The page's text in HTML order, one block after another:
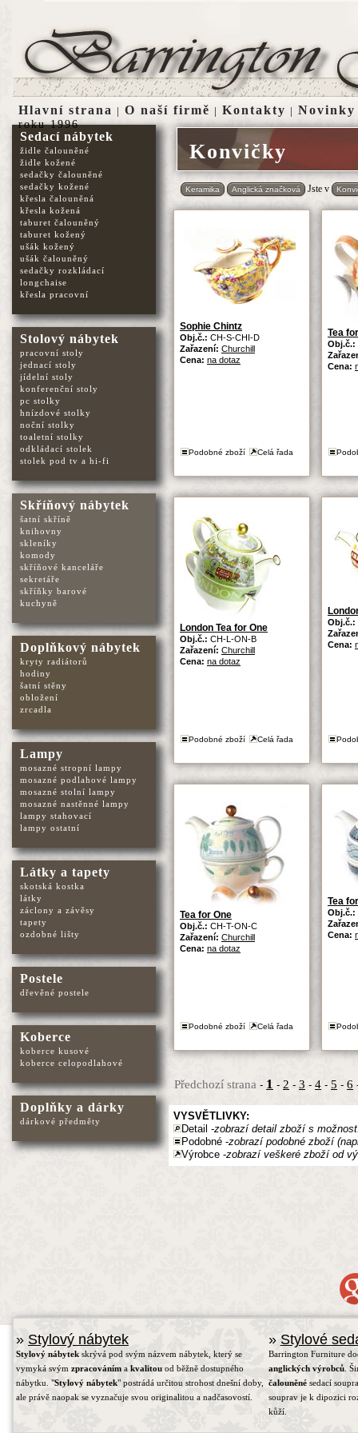
Konvičky
Keramika Anglická značková Jste v
Sophie Chintz
Obj.č.: CH-S-CHI-D
Zařazení: Churchill
Cena: na dotaz
Podobné zboží Celá řada
Tea
Obj.č.:
Cena:
London Tea for One
Obj.č.: CH-L-ON-B
Zařazení: Churchill
Cena: na dotaz
Podobné zboží Celá řada
Obj.č.:
Cena:
Tea for One
Obj.č.: CH-T-ON-C
Zařazení: Churchill
Cena: na dotaz
Podobné zboží Celá řada
Tea
Obj.č.:
Cena:
Předchozí strana- 1 - 2 - 3 - 4- 5 - 6
VYSVĚTLIVKY:
Detail -zobrazí detail zboží s
Podobné -zobrazí podobné zboží
Výrobce -zobrazí veškeré zboží od
Sedací nábytek
židle čalouněné
židle kožené
sedačky čalouněné
sedačky kožené
křesla čalouněná
křesla kožená
taburet čalouněný
taburet kožený
ušák kožený
ušák čalouněný
sedačky rozkládací
longchaise
křesla pracovní
Stolový nábytek
pracovní stoly
jednací stoly
jídelní stoly
konferenční stoly
pc stolky
hnízdové stolky
noční stolky
toaletní stolky
odkládací stolek
stolek pod tv a hi-fi
Skříňový nábytek
šatní skříně
knihovny
skleníky
komody
skříňové kanceláře
sekretáře
skříňky barové
kuchyně
Doplňkový nábytek
kryty radiátorů
hodiny
šatní stěny
obložení
zrcadla
Lampy
mosazné stropní lampy
mosazné podlahové lampy
mosazné stolní lampy
mosazné nastěnné lampy
lampy stahovací
lampy ostatní
Látky a tapety
skotská kostka
látky
záclony a závěsy
tapety
ozdobné lišty
Postele
dřevěné postele
Koberce
koberce kusové
koberce celopodlahové
Doplňky a dárky
dárkové předměty
Hlavní strana | O naší firmě | Kontakty | Novinky
roku 1996
» Stylový nábytek
Stylový nábytek skrývá pod svým názvem nábytek, který se
vymyká svým zpracováním a kvalitou od běžně dostupného
nábytku. "Stylový nábytek" postrádá určitou strohost dnešní doby,
ale právě naopak se vyznačuje svou originalitou a nadčasovostí.
» Stylové
Barrington Furniture
anglických výrobců.
čalouněnésedací
souprav je k dipozici
kůží.